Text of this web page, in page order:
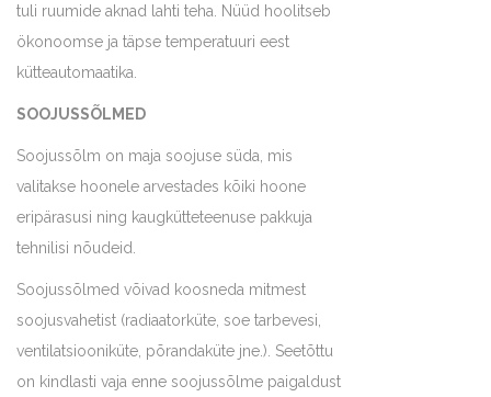
tuli ruumide aknad lahti teha. Nüüd hoolitseb
ökonoomse ja täpse temperatuuri eest
kütteautomaatika.
SOOJUSSÕLMED
Soojussõlm on maja soojuse süda, mis
valitakse hoonele arvestades kõiki hoone
eripärasusi ning kaugkütteteenuse pakkuja
tehnilisi nõudeid.
Soojussõlmed võivad koosneda mitmest
soojusvahetist (radiaatorküte, soe tarbevesi,
ventilatsiooniküte, põrandaküte jne.). Seetõttu
on kindlasti vaja enne soojussõlme paigaldust